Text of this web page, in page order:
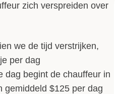
zich verspreiden over
we de tijd verstrijken,
per dag
dag begint de chauffeur in
gemiddeld $125 per dag